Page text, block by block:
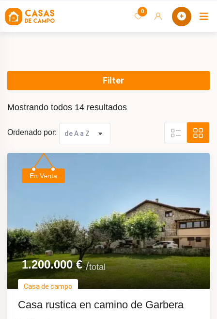
saltar
al
0
Filter
Mostrando todos 14 resultados
Ordenado por:
En Venta
1.200.000€ total
Casa de campo
Casa rustica en camino de Garbera